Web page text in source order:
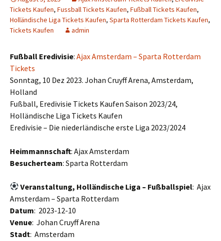
Tickets Kaufen, Fussball Tickets Kaufen, Fußball Tickets Kaufen,
Holländische Liga Tickets Kaufen, Sparta Rotterdam Tickets Kaufen,
Tickets Kaufen
admin
Fußball Eredivisie: Ajax Amsterdam – Sparta Rotterdam
Tickets
Sonntag, 10 Dez 2023. Johan Cruyff Arena, Amsterdam,
Holland
Fußball, Eredivisie Tickets Kaufen Saison 2023/24,
Holländische Liga Tickets Kaufen
Eredivisie – Die niederländische erste Liga 2023/2024
Heimmannschaft: Ajax Amsterdam
Besucherteam: Sparta Rotterdam
Veranstaltung, Holländische Liga – Fußballspiel: Ajax
Amsterdam – Sparta Rotterdam
Datum: 2023-12-10
Venue: Johan Cruyff Arena
Stadt: Amsterdam